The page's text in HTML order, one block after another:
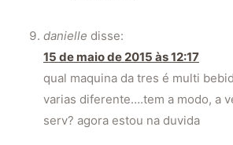
danielle disse:
15 de maio de 2015 às 12:17
qual maquina da tres é multi
varias diferente….tem a modo, a
serv? agora estou na duvida